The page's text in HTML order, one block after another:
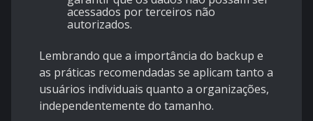
acessados por terceiros não
autorizados.
Lembrando que a importância do backup e
as práticas recomendadas se aplicam tanto a
usuários individuais quanto a organizações,
independentemente do tamanho.